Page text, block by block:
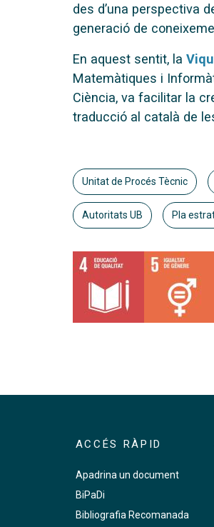
des d’una perspectiva
generació de
En aquest sentit, la
Matemàtiques i
Ciència, va facilitar la
traducció al català de
Unitat de Procés Tècnic
Autoritats UB Pla
ACCÉS RÀPID
Apadrina un document
BiPaDi
Bibliografia Recomanada